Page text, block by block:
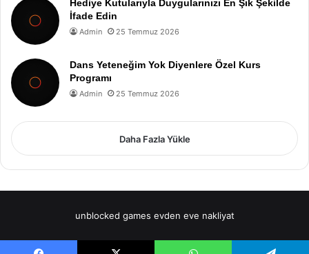
Hediye Kutularıyla Duygularınızı En Şık Şekilde
İfade Edin
Admin 25 Temmuz 2026
Dans Yeteneğim Yok Diyenlere Özel Kurs
Programı
Admin 25 Temmuz 2026
Daha Fazla Yükle
unblocked games evden eve nakliyat